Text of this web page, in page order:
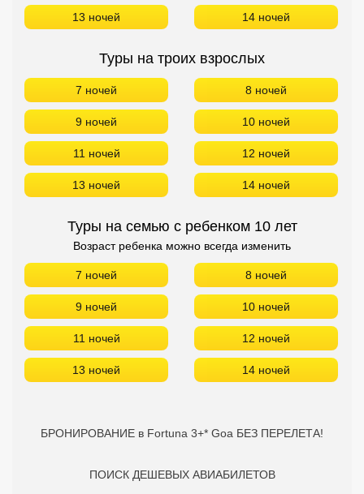
13 ночей 14 ночей
Туры на троих взрослых
7 ночей 8 ночей
9 ночей 10 ночей
11 ночей 12 ночей
13 ночей 14 ночей
Туры на семью с ребенком 10 лет
Возраст ребенка можно всегда изменить
7 ночей 8 ночей
9 ночей 10 ночей
11 ночей 12 ночей
13 ночей 14 ночей
БРОНИРОВАНИЕ в Fortuna 3+* Goa БЕЗ ПЕРЕЛЕТА!
ПОИСК ДЕШЕВЫХ АВИАБИЛЕТОВ